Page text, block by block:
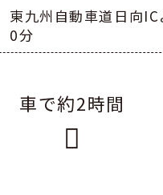
東九州自動車道日向
0分
車で約2時間